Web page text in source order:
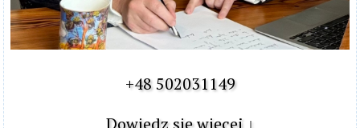
+48 502031149
Dowiedz się więcej ↓